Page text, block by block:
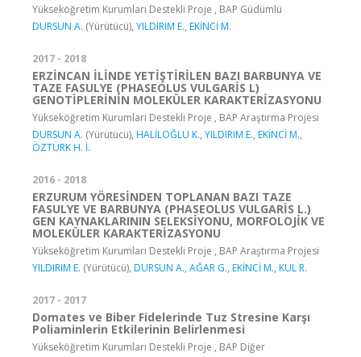
Yükseköğretim Kurumları Destekli Proje , BAP Güdümlü
DURSUN A. (Yürütücü), YILDIRIM E., EKİNCİ M.
2017 - 2018
ERZİNCAN İLİNDE YETİŞTİRİLEN BAZI BARBUNYA VE
TAZE FASULYE (PHASEOLUS VULGARİS L)
GENOTİPLERİNİN MOLEKÜLER KARAKTERİZASYONU
Yükseköğretim Kurumları Destekli Proje , BAP Araştırma Projesi
DURSUN A. (Yürütücü), HALİLOĞLU K., YILDIRIM E., EKİNCİ M.,
ÖZTÜRK H. İ.
2016 - 2018
ERZURUM YÖRESİNDEN TOPLANAN BAZI TAZE
FASULYE VE BARBUNYA (PHASEOLUS VULGARİS L.)
GEN KAYNAKLARININ SELEKSİYONU, MORFOLOJİK VE
MOLEKÜLER KARAKTERİZASYONU
Yükseköğretim Kurumları Destekli Proje , BAP Araştırma Projesi
YILDIRIM E. (Yürütücü), DURSUN A., AĞAR G., EKİNCİ M., KUL R.
2017 - 2017
Domates ve Biber Fidelerinde Tuz Stresine Karşı
Poliaminlerin Etkilerinin Belirlenmesi
Yükseköğretim Kurumları Destekli Proje , BAP Diğer